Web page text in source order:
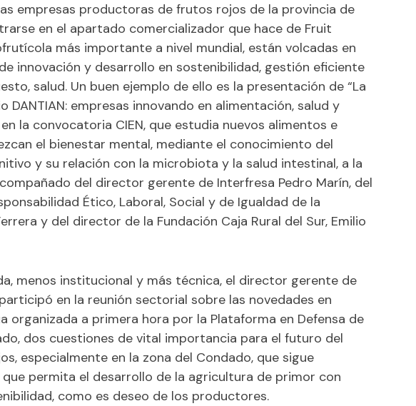
empresas productoras de frutos rojos de la provincia de
en el apartado comercializador que hace de Fruit
más importante a nivel mundial, están volcadas en
innovación y desarrollo en sostenibilidad, gestión eficiente
salud. Un buen ejemplo de ello es la presentación de “La
DANTIAN: empresas innovando en alimentación, salud y
la convocatoria CIEN, que estudia nuevos alimentos e
el bienestar mental, mediante el conocimiento del
y su relación con la microbiota y la salud intestinal, a la
del director gerente de Interfresa Pedro Marín, del
Ético, Laboral, Social y de Igualdad de la
y del director de la Fundación Caja Rural del Sur, Emilio
menos institucional y más técnica, el director gerente de
en la reunión sectorial sobre las novedades en
organizada a primera hora por la Plataforma en Defensa de
dos cuestiones de vital importancia para el futuro del
especialmente en la zona del Condado, que sigue
permita el desarrollo de la agricultura de primor con
como es deseo de los productores.